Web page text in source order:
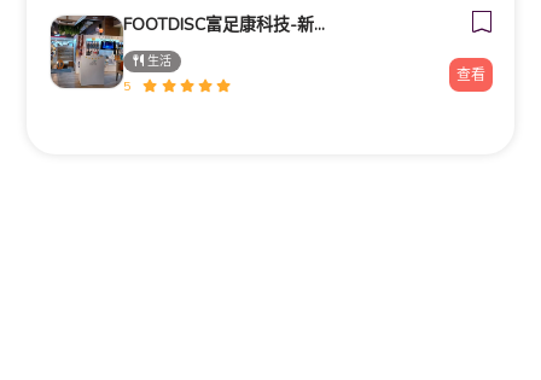
FOOTDISC富足康科技-新光三越-西門店
生活
5
查看